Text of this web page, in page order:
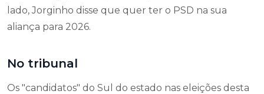
lado, Jorginho disse que quer ter o PSD na sua
aliança para 2026.
No tribunal
Os "candidatos" do Sul do estado nas eleições desta